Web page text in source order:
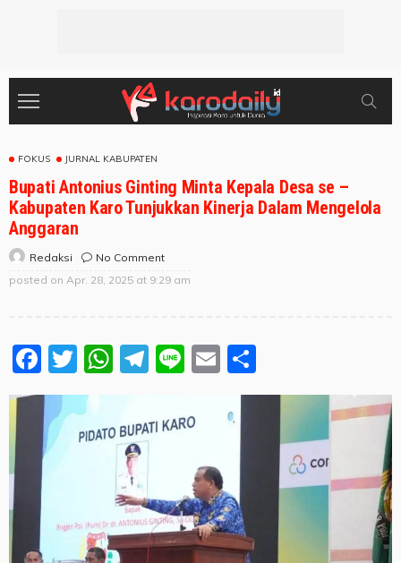
FOKUS JURNAL KABUPATEN
Bupati Antonius Ginting Minta Kepala Desa se –
Kabupaten Karo Tunjukkan Kinerja Dalam Mengelola
Anggaran
Redaksi
No Comment
posted on Apr. 28, 2025 at 9:29 am
Facebook
Twitter
WhatsApp
Telegram
LineEmail